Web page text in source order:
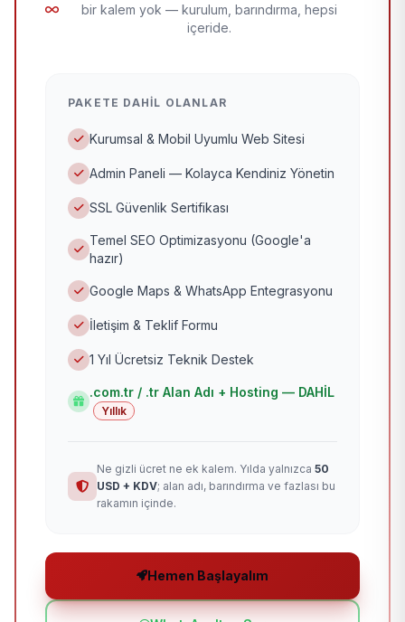
bir kalem yok — kurulum, barındırma, hepsi
içeride.
PAKETE DAHIL OLANLAR
Kurumsal & Mobil Uyumlu Web Sitesi
Admin Paneli — Kolayca Kendiniz Yönetin
SSL Güvenlik Sertifikası
Temel SEO Optimizasyonu (Google'a
hazır)
Google Maps & WhatsApp Entegrasyonu
İletişim & Teklif Formu
1 Yıl Ücretsiz Teknik Destek
.com.tr / .tr Alan Adı + Hosting — DAHİL
Yıllık
Ne gizli ücret ne ek kalem. Yılda yalnızca 50
USD + KDV; alan adı, barındırma ve fazlası bu
rakamın içinde.
Hemen Başlayalım